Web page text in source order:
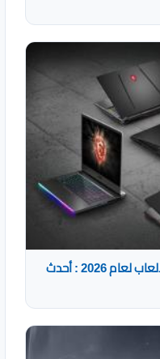
أفضل أجهزة اللاب توب من MSI للألعاب لعام 2026 : أحدث